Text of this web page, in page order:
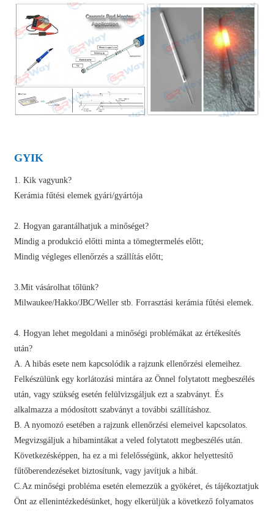
GYIK
1. Kik vagyunk?
Kerámia fűtési elemek gyári/gyártója
2. Hogyan garantálhatjuk a minőséget?
Mindig a produkció előtti minta a tömegtermelés előtt;
Mindig végleges ellenőrzés a szállítás előtt;
3.Mit vásárolhat tőlünk?
Milwaukee/Hakko/JBC/Weller stb. Forrasztási kerámia fűtési elemek.
4. Hogyan lehet megoldani a minőségi problémákat az értékesítés
után?
A. A hibás esete nem kapcsolódik a rajzunk ellenőrzési elemeihez.
Felkészülünk egy korlátozási mintára az Önnel folytatott megbeszélés
után, vagy szükség esetén felülvizsgáljuk ezt a szabványt. És
alkalmazza a módosított szabványt a további szállításhoz.
B. A nyomozó esetében a rajzunk ellenőrzési elemeivel kapcsolatos.
Megvizsgáljuk a hibamintákat a veled folytatott megbeszélés után.
Következésképpen, ha ez a mi felelősségünk, akkor helyettesítő
fűtőberendezéseket biztosítunk, vagy javítjuk a hibát.
C.Az minőségi probléma esetén elemezzük a gyökéret, és tájékoztatjuk
Önt az ellenintézkedésünket, hogy elkerüljük a következő folyamatos